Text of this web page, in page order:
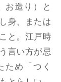
造り）と
身、または
と。江戸時
言い方が忌
め「つく